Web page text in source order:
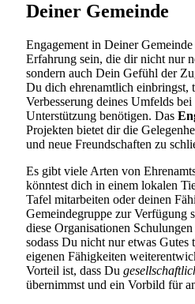
Deiner Gemeinde
Engagement in Deiner
Erfahrung sein, die dir nicht nur
sondern auch Dein Gefühl der
Du dich ehrenamtlich einbringst,
Verbesserung deines Umfelds
Unterstützung benötigen. Das
Projekten bietet dir die
und neue Freundschaften zu
Es gibt viele Arten von
könntest dich in einem lokalen
Tafel mitarbeiten oder deinen
Gemeindegruppe zur Verfügung
diese Organisationen
sodass Du nicht nur etwas Gutes
eigenen Fähigkeiten
Vorteil ist, dass Du
übernimmst und ein Vorbild für